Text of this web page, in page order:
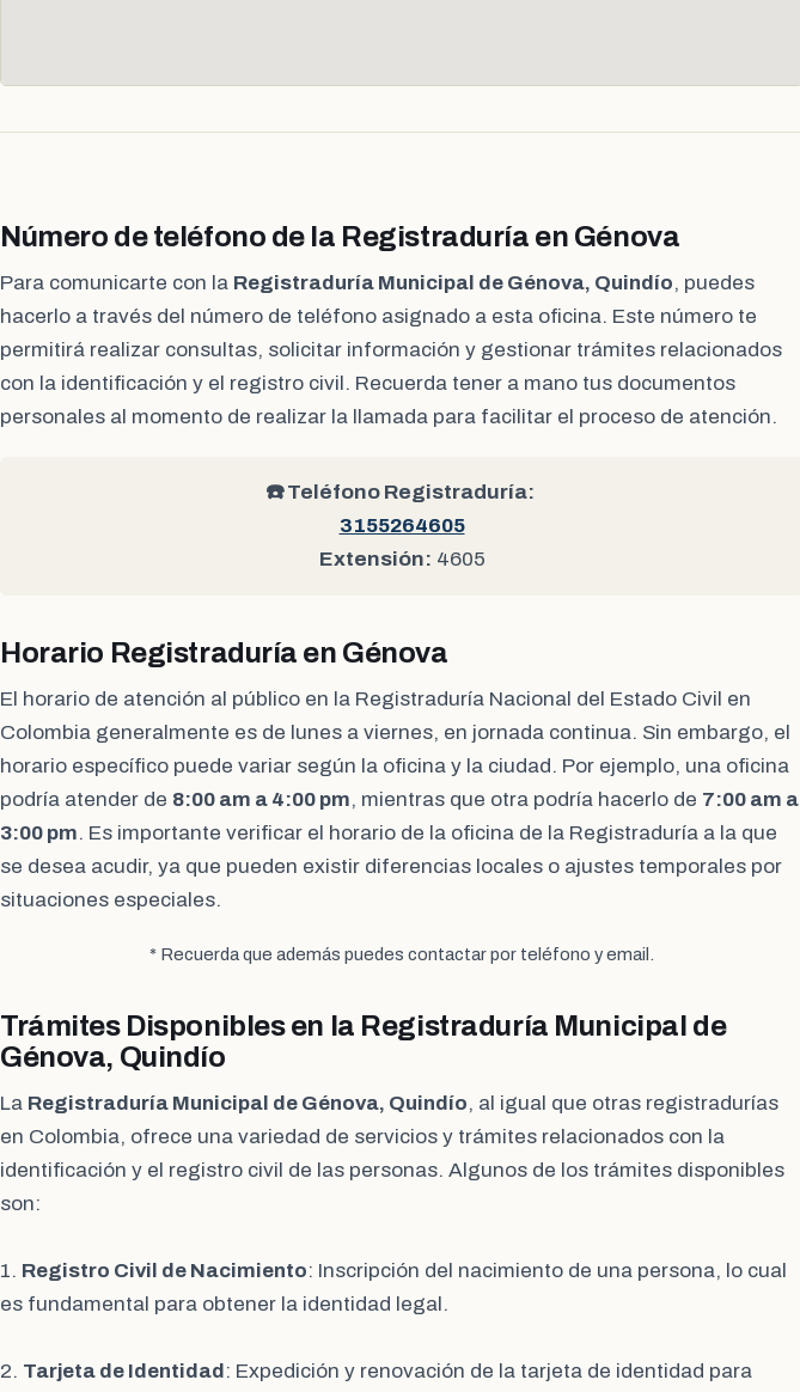
Número de teléfono de la Registraduría en Génova
Para comunicarte con la Registraduría Municipal de Génova, Quindío, puedes
hacerlo a través del número de teléfono asignado a esta oficina. Este número te
permitirá realizar consultas, solicitar información y gestionar trámites relacionados
con la identificación y el registro civil. Recuerda tener a mano tus documentos
personales al momento de realizar la llamada para facilitar el proceso de atención.
☎️ Teléfono Registraduría:
3155264605
Extensión: 4605
Horario Registraduría en Génova
El horario de atención al público en la Registraduría Nacional del Estado Civil en
Colombia generalmente es de lunes a viernes, en jornada continua. Sin embargo, el
horario específico puede variar según la oficina y la ciudad. Por ejemplo, una oficina
podría atender de 8:00 am a 4:00 pm, mientras que otra podría hacerlo de 7:00 am a
3:00 pm. Es importante verificar el horario de la oficina de la Registraduría a la que
se desea acudir, ya que pueden existir diferencias locales o ajustes temporales por
situaciones especiales.
* Recuerda que además puedes contactar por teléfono y email.
Trámites Disponibles en la Registraduría Municipal de
Génova, Quindío
La Registraduría Municipal de Génova, Quindío, al igual que otras registradurías
en Colombia, ofrece una variedad de servicios y trámites relacionados con la
identificación y el registro civil de las personas. Algunos de los trámites disponibles
son:
1. Registro Civil de Nacimiento: Inscripción del nacimiento de una persona, lo cual
es fundamental para obtener la identidad legal.
2. Tarjeta de Identidad : Expedición y renovación de la tarjeta de identidad para